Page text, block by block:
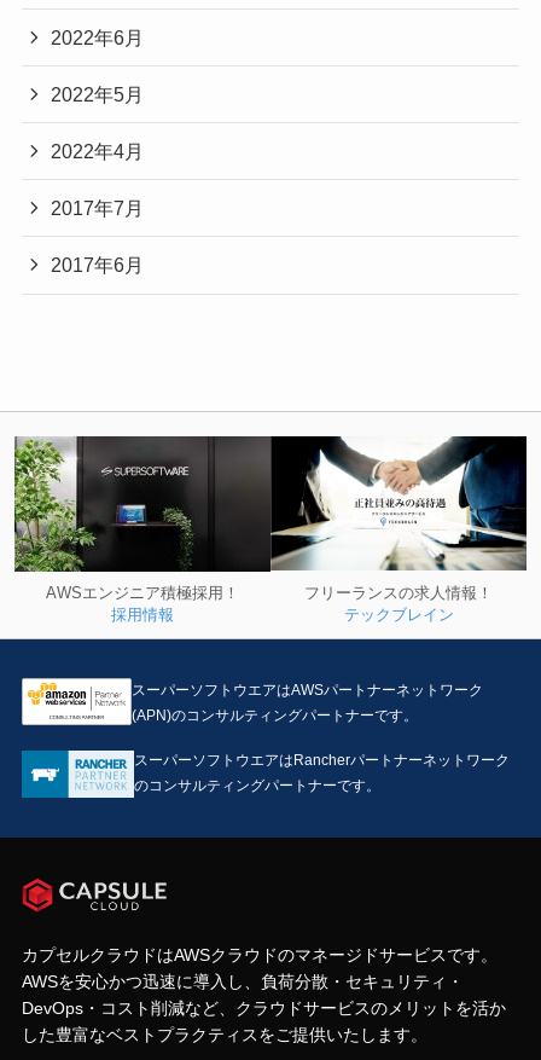
2022年6月
2022年5月
2022年4月
2017年7月
2017年6月
AWSエンジニア積極採用！
採用情報
フリーランスの求人情報！
テックブレイン
スーパーソフトウエアはAWSパートナーネットワーク
(APN)のコンサルティングパートナーです。
スーパーソフトウエアはRancherパートナーネットワーク
のコンサルティングパートナーです。
カプセルクラウドはAWSクラウドのマネージドサービスです。
AWSを安心かつ迅速に導入し、負荷分散・セキュリティ・
DevOps・コスト削減など、クラウドサービスのメリットを活か
した豊富なベストプラクティスをご提供いたします。